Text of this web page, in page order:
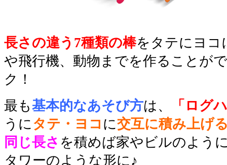
長さの違う7種類の棒をタテにヨコ
や飛行機、動物までを作ることが
ク！
最も基本的なあそび方は、
「ログ
うに タテ・ヨコ に交互に積み上げ
同じ長さ を積めば家やビルのよう
タワーのような形に♪